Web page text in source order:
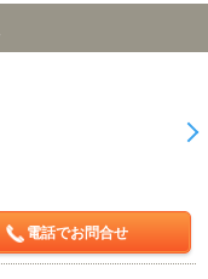
電話でお問合せ